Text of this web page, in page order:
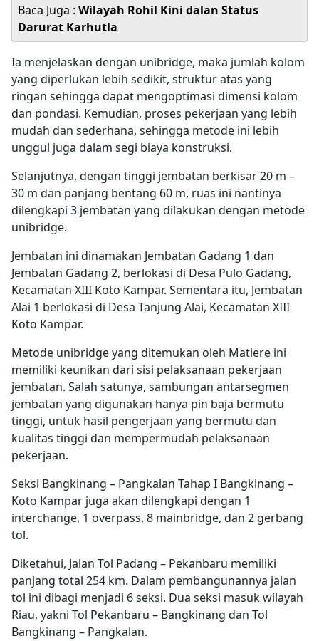
Baca Juga : Wilayah Rohil Kini dalan Status
Darurat Karhutla
Ia menjelaskan dengan unibridge, maka jumlah kolom
yang diperlukan lebih sedikit, struktur atas yang
ringan sehingga dapat mengoptimasi dimensi kolom
dan pondasi. Kemudian, proses pekerjaan yang lebih
mudah dan sederhana, sehingga metode ini lebih
unggul juga dalam segi biaya konstruksi.
Selanjutnya, dengan tinggi jembatan berkisar 20 m –
30 m dan panjang bentang 60 m, ruas ini nantinya
dilengkapi 3 jembatan yang dilakukan dengan metode
unibridge.
Jembatan ini dinamakan Jembatan Gadang 1 dan
Jembatan Gadang 2, berlokasi di Desa Pulo Gadang,
Kecamatan XIII Koto Kampar. Sementara itu, Jembatan
Alai 1 berlokasi di Desa Tanjung Alai, Kecamatan XIII
Koto Kampar.
Metode unibridge yang ditemukan oleh Matiere ini
memiliki keunikan dari sisi pelaksanaan pekerjaan
jembatan. Salah satunya, sambungan antarsegmen
jembatan yang digunakan hanya pin baja bermutu
tinggi, untuk hasil pengerjaan yang bermutu dan
kualitas tinggi dan mempermudah pelaksanaan
pekerjaan.
Seksi Bangkinang – Pangkalan Tahap I Bangkinang –
Koto Kampar juga akan dilengkapi dengan 1
interchange, 1 overpass, 8 mainbridge, dan 2 gerbang
tol.
Diketahui, Jalan Tol Padang – Pekanbaru memiliki
panjang total 254 km. Dalam pembangunannya jalan
tol ini dibagi menjadi 6 seksi. Dua seksi masuk wilayah
Riau, yakni Tol Pekanbaru – Bangkinang dan Tol
Bangkinang – Pangkalan.